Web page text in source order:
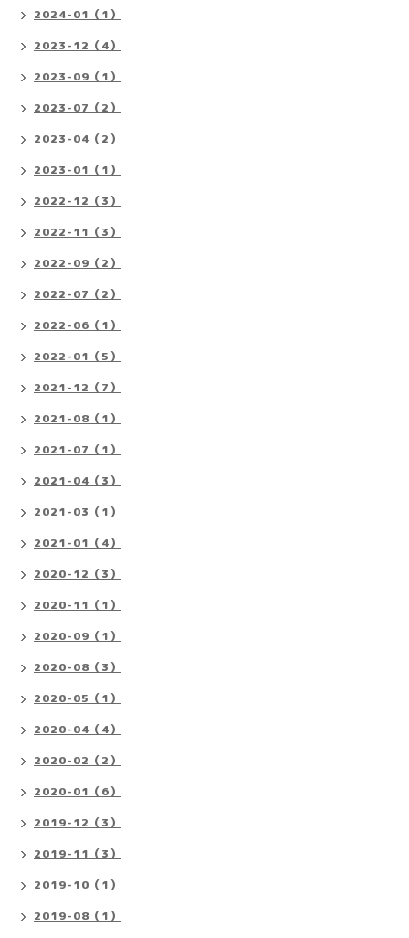
2024-01（1）
2023-12（4）
2023-09（1）
2023-07（2）
2023-04（2）
2023-01（1）
2022-12（3）
2022-11（3）
2022-09（2）
2022-07（2）
2022-06（1）
2022-01（5）
2021-12（7）
2021-08（1）
2021-07（1）
2021-04（3）
2021-03（1）
2021-01（4）
2020-12（3）
2020-11（1）
2020-09（1）
2020-08（3）
2020-05（1）
2020-04（4）
2020-02（2）
2020-01（6）
2019-12（3）
2019-11（3）
2019-10（1）
2019-08（1）